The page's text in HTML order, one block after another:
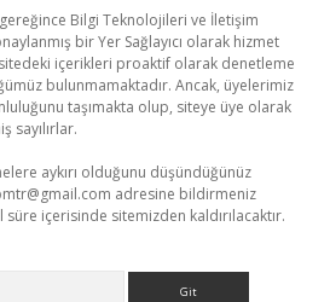
gereğince Bilgi Teknolojileri ve İletişim
bir Yer Sağlayıcı olarak hizmet
içerikleri proaktif olarak denetleme
bulunmamaktadır. Ancak, üyelerimiz
taşımakta olup, siteye üye olarak
sayılırlar.
aykırı olduğunu düşündüğünüz
adresine bildirmeniz
içerisinde sitemizden kaldırılacaktır.